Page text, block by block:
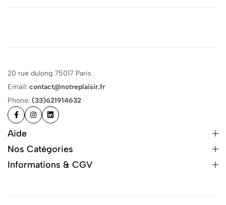
20 rue dulong 75017 Paris
Email: contact@notreplaisir.fr
Phone: (33)621914632
Aide
Nos Catégories
Informations & CGV